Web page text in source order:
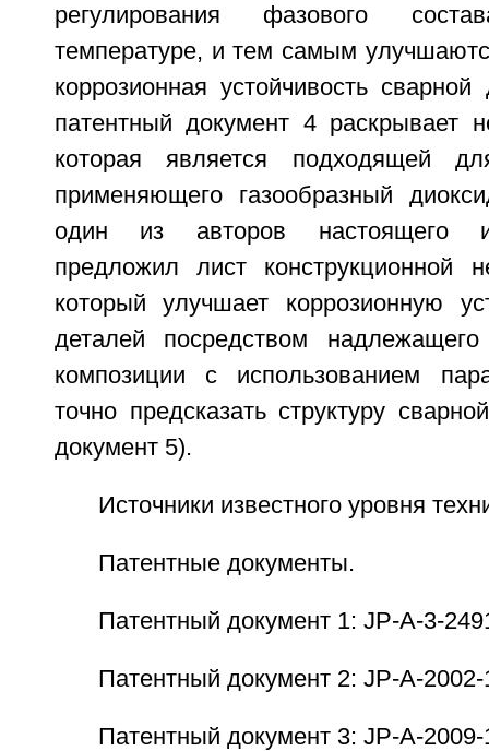
регулирования фазового
температуре, и тем самым
коррозионная устойчивость
патентный документ 4 раскрывает
которая является подходящей
применяющего газообразный
один из авторов настоящего
предложил лист конструкционной
который улучшает коррозионную
деталей посредством надлежащего
композиции с использованием
точно предсказать структуру
документ 5).
Источники известного уровня
Патентные документы.
Патентный документ 1: JP-A-3-
Патентный документ 2: JP-A-2002-
Патентный документ 3: JP-A-2009-